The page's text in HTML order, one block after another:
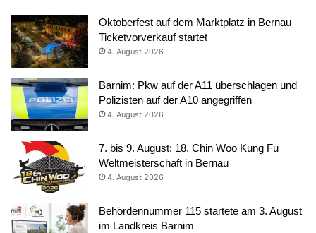
Oktoberfest auf dem Marktplatz in Bernau –
Ticketvorverkauf startet
4. August 2026
Barnim: Pkw auf der A11 überschlagen und
Polizisten auf der A10 angegriffen
4. August 2026
7. bis 9. August: 18. Chin Woo Kung Fu
Weltmeisterschaft in Bernau
4. August 2026
Behördennummer 115 startete am 3. August
im Landkreis Barnim